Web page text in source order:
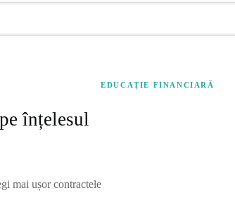
EDUCAȚIE FINANCIARĂ
înțelesul
mai ușor contractele